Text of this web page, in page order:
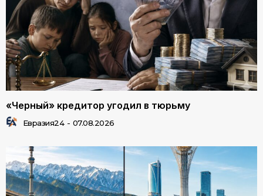
«Черный» кредитор угодил в тюрьму
Евразия24 - 07.08.2026